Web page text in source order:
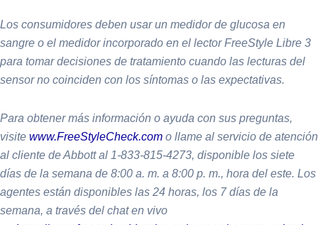
Los consumidores deben usar un medidor de glucosa en
sangre o el medidor incorporado en el lector FreeStyle Libre 3
para tomar decisiones de tratamiento cuando las lecturas del
sensor no coinciden con los síntomas o las expectativas.
Para obtener más información o ayuda con sus preguntas,
visite www.FreeStyleCheck.com o llame al servicio de atención
al cliente de Abbott al 1-833-815-4273, disponible los siete
días de la semana de 8:00 a. m. a 8:00 p. m., hora del este. Los
agentes están disponibles las 24 horas, los 7 días de la
semana, a través del chat en vivo